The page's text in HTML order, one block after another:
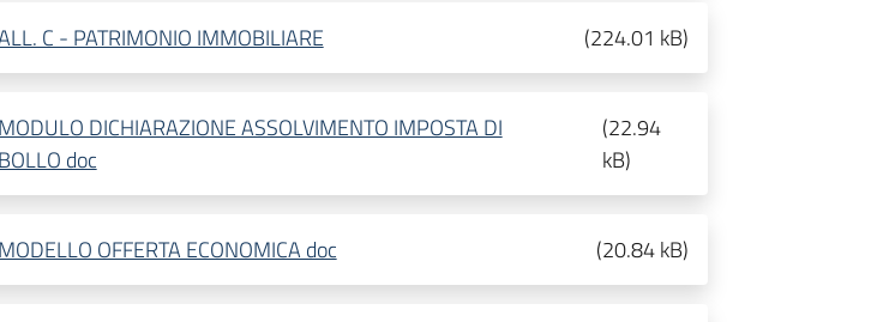
C - PATRIMONIO IMMOBILIARE (224.01 kB)
MODULO DICHIARAZIONE ASSOLVIMENTO IMPOSTA DI
BOLLO doc
(22.94
kB)
MODELLO OFFERTA ECONOMICA doc (20.84 kB)